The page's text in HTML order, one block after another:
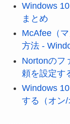
Windows
まとめ
McAfee（
方法 -
Nortonのフ
頼を設定す
Windows
する（オン